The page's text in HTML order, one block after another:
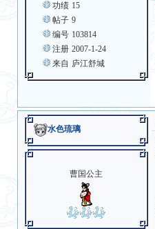
功绩 15
帖子 9
编号 103814
注册 2007-1-24
来自 庐江舒城
水色琉璃
曹国公主